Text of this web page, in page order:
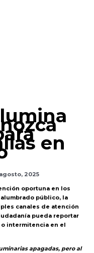
en
2025
oportuna en los
público, la
canales de atención
pueda reportar
intermitencia en el
apagadas, pero al